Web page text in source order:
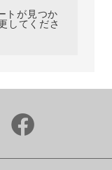
トが見つか
してくださ